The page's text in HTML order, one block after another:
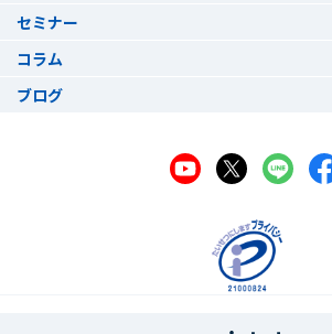
セミナー
コラム
ブログ